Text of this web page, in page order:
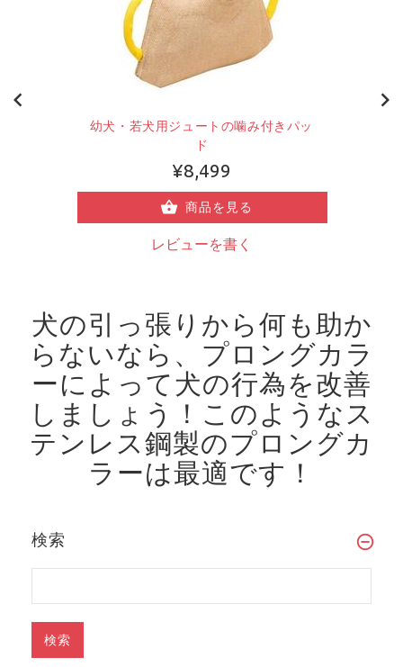
幼犬・若犬用ジュートの噛み付きパッ
ド
¥8,499
商品を見る
レビューを書く
犬の引っ張りから何も助か
らないなら、プロングカラ
ーによって犬の行為を改善
しましょう！ このようなス
テンレス鋼製のプロングカ
ラーは最適です！
検索